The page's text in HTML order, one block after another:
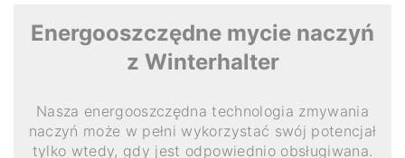
Energooszczędne mycie naczyń
z Winterhalter
Nasza energooszczędna technologia zmywania
naczyń może w pełni wykorzystać swój potencjał
tylko wtedy, gdy jest odpowiednio obsługiwana.